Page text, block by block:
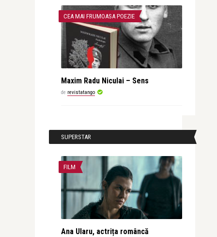
CEA MAI FRUMOASA POEZIE
Maxim Radu Niculai – Sens
de revistatango
SUPERSTAR
FILM
Ana Ularu, actrița româncă